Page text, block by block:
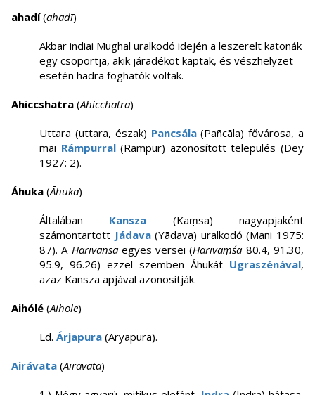
ahadí(ahadī)
Akbar indiai Mughal uralkodó idején a leszerelt katonák
egy csoportja, akik járadékot kaptak, és vészhelyzet
esetén hadra foghatók voltak.
Ahiccshatra (Ahicchatra)
Uttara (uttara, észak) Pancsála(Pañcāla) fővárosa, a
mai Rámpurral(Rāmpur) azonosított település (Dey
1927: 2).
Áhuka (Āhuka)
Általában Kansza (Kaṃsa) nagyapjaként
számontartott Jádava(Yādava) uralkodó (Mani 1975:
87). A Harivansaegyes versei (Harivaṃśa 80.4, 91.30,
95.9, 96.26) ezzel szemben Áhukát Ugraszénával,
azaz Kansza apjával azonosítják.
Aihólé (Aihole)
Ld. Árjapura (Āryapura).
Airávata (Airāvata)